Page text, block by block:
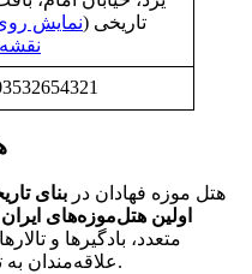
تاریخی (نمایش
نقشه
هتل موزه فهادان در بنای
اولین هتل‌موزه‌های ایران
متعدد، بادگیرها و
علاقه‌مندان به تاریخ و معماری ایرانی فراهم می‌کند.